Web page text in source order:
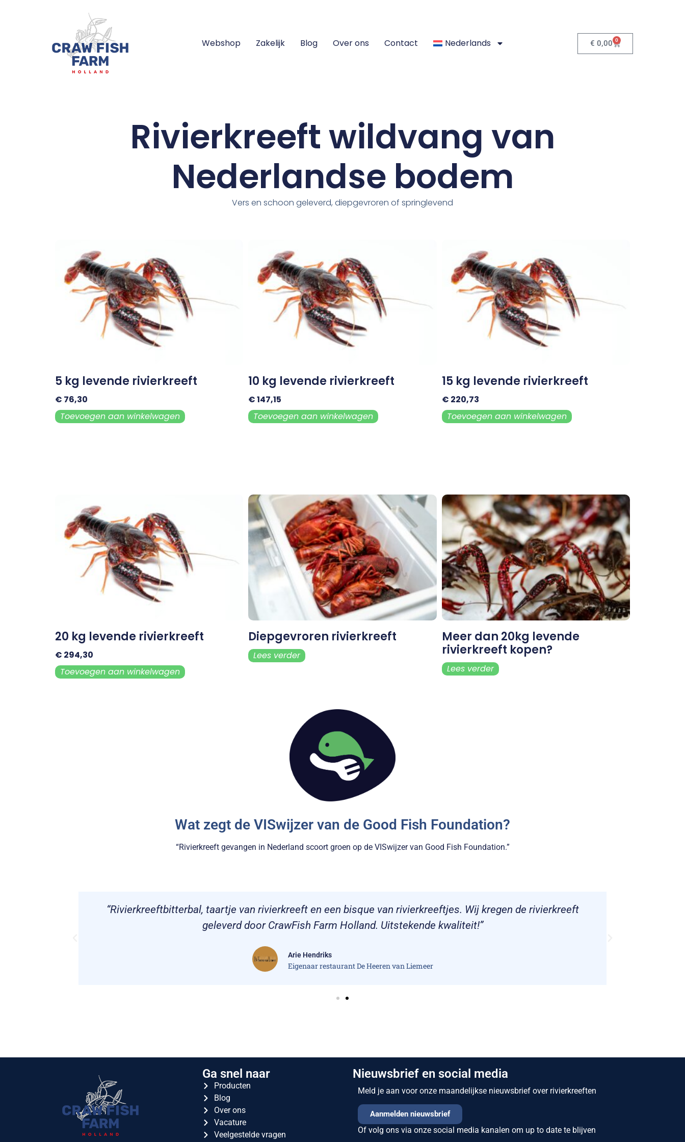
Webshop Zakelijk Blog Over ons Contact Nederlands € 0,00 0
Rivierkreeft wildvang van
Nederlandse bodem
Vers en schoon geleverd, diepgevroren of springlevend
5 kg levende rivierkreeft
€ 76,30
Toevoegen aan winkelwagen
10 kg levende rivierkreeft
€147,15
Toevoegen aan winkelwagen
15 kg levende rivierkreeft
€ 220,73
Toevoegen aan winkelwagen
20 kg levende rivierkreeft
€ 294,30
Toevoegen aan winkelwagen
Diepgevroren rivierkreeft
Lees verder
Meer dan 20kg levende
rivierkreeft kopen?
Lees verder
Wat zegt de VISwijzer van de Good Fish Foundation?
“Rivierkreeft gevangen in Nederland scoort groen op de VISwijzer van Good Fish Foundation.”
“Rivierkreeftbitterbal, taartje van rivierkreeft en een bisque van rivierkreeftjes. Wij kregen de rivierkreeft
geleverd door CrawFish Farm Holland. Uitstekende kwaliteit!”
Arie Hendriks
Eigenaar restaurant De Heeren van Liemeer
Ga snel naar
Producten
Blog
Over ons
Vacature
Veelgestelde vragen
Nieuwsbrief en social media
Meld je aan voor onze maandelijkse nieuwsbrief over rivierkreeften
Aanmelden nieuwsbrief
Of volg ons via onze social media kanalen om up to date te blijven